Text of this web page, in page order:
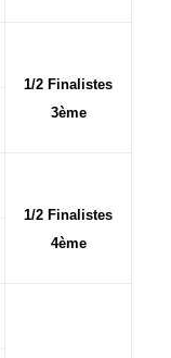
1/2 Finalistes
3ème
1/2 Finalistes
4ème